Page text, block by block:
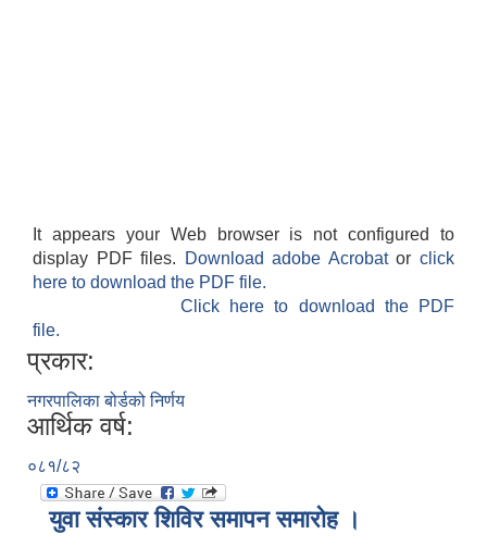
It appears your Web browser is not configured to
display PDF files.
Download adobe Acrobatorclick
here to download the PDF file.
Click here to download the PDF
file.
प्रकार:
नगरपालिका बोर्डको निर्णय
आर्थिक वर्ष:
०८१/८२
युवा संस्कार शिविर समापन समारोह ।